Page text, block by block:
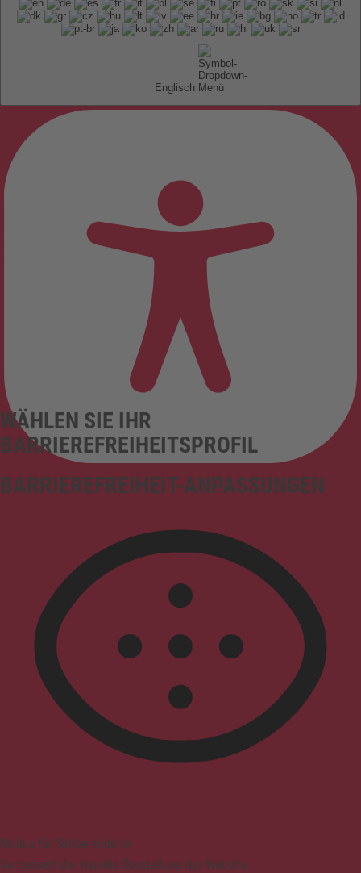
Englisch
BARRIEREFREIHEIT-ANPASSUNGEN
WÄHLEN SIE IHR
BARRIEREFREIHEITSPROFIL
Modus für Sehbehinderte
Verbessert die visuelle Darstellung der Website